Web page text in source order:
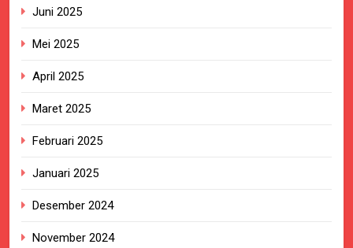
Juni 2025
Mei 2025
April 2025
Maret 2025
Februari 2025
Januari 2025
Desember 2024
November 2024